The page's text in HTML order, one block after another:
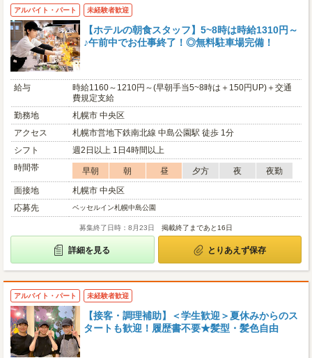
アルバイト・パート 未経験者歓迎
【ホテルの朝食スタッフ】5~8時は時給1310円～
♪午前中でお仕事終了！◎無料駐車場完備！
給与
時給1160～1210円～(早朝手当5~8時は＋150円UP)＋交通
費規定支給
勤務地
札幌市 中央区
アクセス
札幌市営地下鉄南北線 中島公園駅 徒歩 1分
シフト
週2日以上 1日4時間以上
時間帯
早朝 朝 昼 夕方 夜
夜勤
面接地
札幌市 中央区
応募先
ベッセルイン札幌中島公園
募集終了日時：8月23日 掲載終了まであと16日
詳細を見る とりあえず保存
アルバイト・パート 未経験者歓迎
【接客・調理補助】＜学生歓迎＞夏休みからのス
タートも歓迎！履歴書不要★髪型・髪色自由